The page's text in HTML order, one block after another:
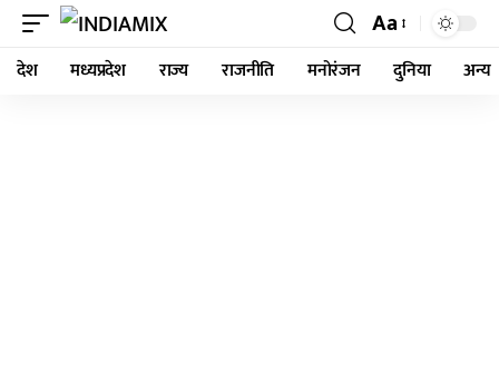
Aa
देश मध्यप्रदेश राज्य राजनीति मनोरंजन दुनिया अन्य